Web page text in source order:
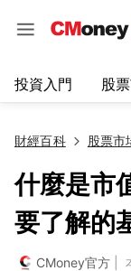
投資入門 股
財經百科 股票市
什麼是市
要了解的
CMoney官方 |